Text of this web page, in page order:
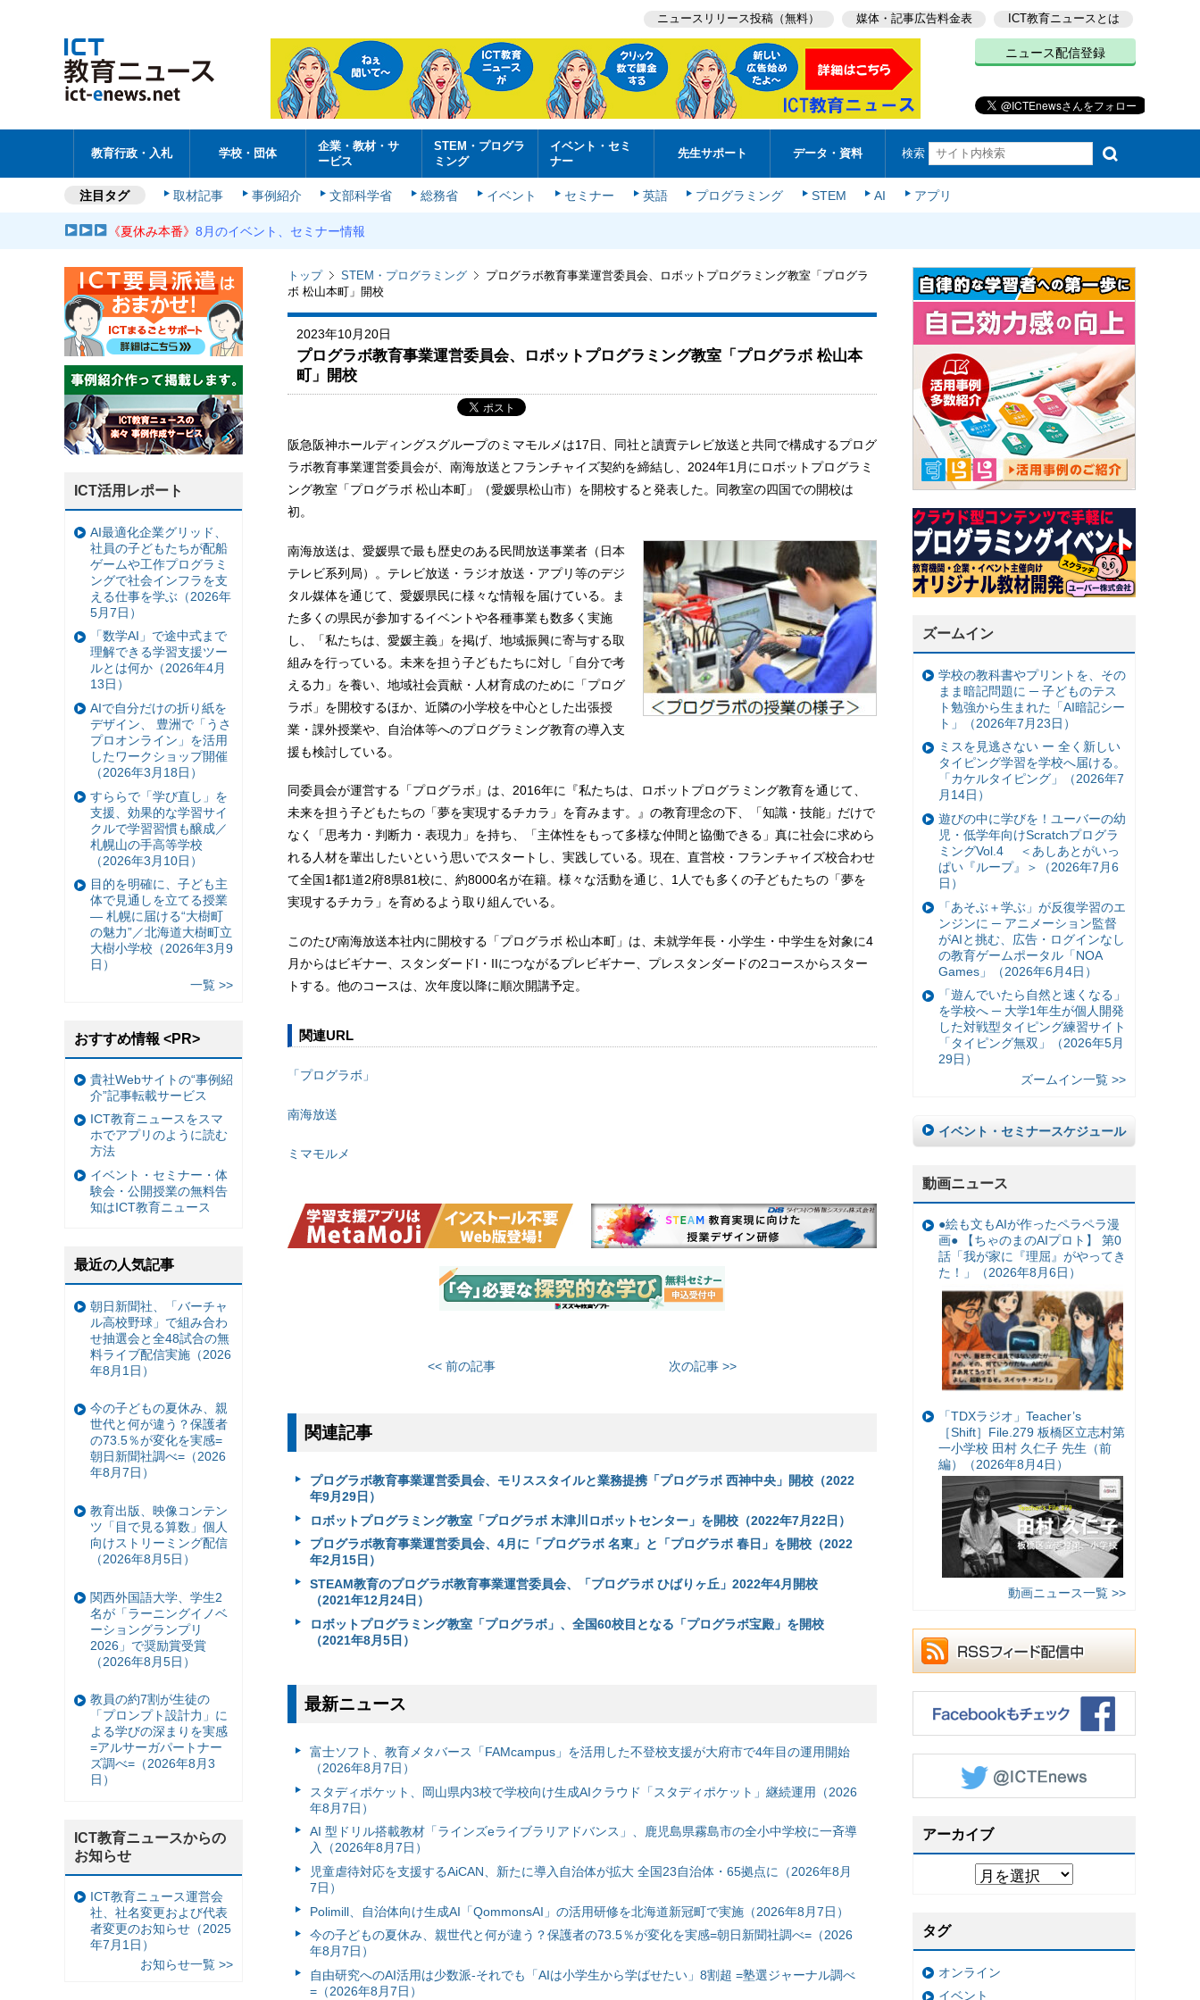
ニュースリリース投稿（無料） 媒体・記事広告料金表 ICT教育ニュースとは
ニュース配信登録
教育行政・入札 学校・団体
企業・教材・サ
ービス
STEM・プログラ
ミング
イベント・セミ
ナー
先生サポート データ・資料 検索
注目タグ 取材記事 事例紹介 文部科学省 総務省 イベント セミナー 英語 プログラミング STEM AI アプリ
《夏休み本番》8月のイベント、セミナー情報
トップ STEM・プログラミング
プログラボ教育事業運営委員会、ロボットプログラミング教室「プログラ
ボ 松山本町」開校
2023年10月20日
プログラボ教育事業運営委員会、ロボットプログラミング教室「プログラボ 松山本
町」開校
阪急阪神ホールディングスグループのミマモルメは17日、同社と讀賣テレビ放送と共同で構成するプログ
ラボ教育事業運営委員会が、南海放送とフランチャイズ契約を締結し、2024年1月にロボットプログラミ
ング教室「プログラボ 松山本町」（愛媛県松山市）を開校すると発表した。同教室の四国での開校は
初。
南海放送は、愛媛県で最も歴史のある民間放送事業者（日本
テレビ系列局）。テレビ放送・ラジオ放送・アプリ等のデジ
タル媒体を通じて、愛媛県民に様々な情報を届けている。ま
た多くの県民が参加するイベントや各種事業も数多く実施
し、「私たちは、愛媛主義」を掲げ、地域振興に寄与する取
組みを行っている。未来を担う子どもたちに対し「自分で考
える力」を養い、地域社会貢献・人材育成のために「プログ
ラボ」を開校するほか、近隣の小学校を中心とした出張授
業・課外授業や、自治体等へのプログラミング教育の導入支
援も検討している。
同委員会が運営する「プログラボ」は、2016年に『私たちは、ロボットプログラミング教育を通じて、
未来を担う子どもたちの「夢を実現するチカラ」を育みます。』の教育理念の下、「知識・技能」だけで
なく「思考力・判断力・表現力」を持ち、「主体性をもって多様な仲間と協働できる」真に社会に求めら
れる人材を輩出したいという思いでスタートし、実践している。現在、直営校・フランチャイズ校合わせ
て全国1都1道2府8県81校に、約8000名が在籍。様々な活動を通じ、1人でも多くの子どもたちの「夢を
実現するチカラ」を育めるよう取り組んでいる。
このたび南海放送本社内に開校する「プログラボ 松山本町」は、未就学年長・小学生・中学生を対象に4
月からはビギナー、スタンダードI・IIにつながるプレビギナー、プレスタンダードの2コースからスター
トする。他のコースは、次年度以降に順次開講予定。
関連URL
「プログラボ」
南海放送
ミマモルメ
<< 前の記事 次の記事 >>
関連記事
プログラボ教育事業運営委員会、モリススタイルと業務提携「プログラボ 西神中央」開校（2022
年9月29日）
ロボットプログラミング教室「プログラボ 木津川ロボットセンター」を開校（2022年7月22日）
プログラボ教育事業運営委員会、4月に「プログラボ 名東」と「プログラボ 春日」を開校（2022
年2月15日）
STEAM教育のプログラボ教育事業運営委員会、「プログラボ ひばりヶ丘」2022年4月開校
（2021年12月24日）
ロボットプログラミング教室「プログラボ」、全国60校目となる「プログラボ宝殿」を開校
（2021年8月5日）
最新ニュース
富⼠ソフト、教育メタバース「FAMcampus」を活用した不登校支援が大府市で4年目の運用開始
（2026年8月7日）
スタディポケット、岡山県内3校で学校向け生成AIクラウド「スタディポケット」継続運用（2026
年8月7日）
AI 型ドリル搭載教材「ラインズeライブラリアドバンス」、鹿児島県霧島市の全小中学校に一斉導
入（2026年8月7日）
児童虐待対応を支援するAiCAN、新たに導入自治体が拡大 全国23自治体・65拠点に（2026年8月
7日）
Polimill、自治体向け生成AI「QommonsAI」の活用研修を北海道新冠町で実施（2026年8月7日）
今の子どもの夏休み、親世代と何が違う？保護者の73.5％が変化を実感=朝日新聞社調べ=（2026
年8月7日）
自由研究へのAI活用は少数派-それでも「AIは小学生から学ばせたい」8割超 =塾選ジャーナル調べ
=（2026年8月7日）
ズームイン
学校の教科書やプリントを、その
まま暗記問題に ─ 子どものテス
ト勉強から生まれた「AI暗記シー
ト」（2026年7月23日）
ミスを見逃さない ー 全く新しい
タイピング学習を学校へ届ける。
「カケルタイピング」（2026年7
月14日）
遊びの中に学びを！ユーバーの幼
児・低学年向けScratchプログラ
ミングVol.4 ＜あしあとがいっ
ぱい『ループ』＞（2026年7月6
日）
「あそぶ＋学ぶ」が反復学習のエ
ンジンに ─ アニメーション監督
がAIと挑む、広告・ログインなし
の教育ゲームポータル「NOA
Games」（2026年6月4日）
「遊んでいたら自然と速くなる」
を学校へ ─ 大学1年生が個人開発
した対戦型タイピング練習サイト
「タイピング無双」（2026年5月
29日）
ズームイン一覧 >>
イベント・セミナースケジュール
動画ニュース
●絵も文もAIが作ったペラペラ漫
画● 【ちゃのまのAIプロト】 第0
話「我が家に『理屈』がやってき
た！」（2026年8月6日）
「TDXラジオ」Teacher’s
［Shift］File.279 板橋区立志村第
一小学校 田村 久仁子 先生（前
編）（2026年8月4日）
動画ニュース一覧 >>
アーカイブ
タグ
オンライン
イベント
ICT活用レポート
AI最適化企業グリッド、
社員の子どもたちが配船
ゲームや工作プログラミ
ングで社会インフラを支
える仕事を学ぶ（2026年
5月7日）
「数学AI」で途中式まで
理解できる学習支援ツー
ルとは何か（2026年4月
13日）
AIで自分だけの折り紙を
デザイン、 豊洲で「うさ
プロオンライン」を活用
したワークショップ開催
（2026年3月18日）
すららで「学び直し」を
支援、効果的な学習サイ
クルで学習習慣も醸成／
札幌山の手高等学校
（2026年3月10日）
目的を明確に、子ども主
体で見通しを立てる授業
— 札幌に届ける“大樹町
の魅力”／北海道大樹町立
大樹小学校（2026年3月9
日）
一覧 >>
おすすめ情報 <PR>
貴社Webサイトの“事例紹
介”記事転載サービス
ICT教育ニュースをスマ
ホでアプリのように読む
方法
イベント・セミナー・体
験会・公開授業の無料告
知はICT教育ニュース
最近の人気記事
朝日新聞社、「バーチャ
ル高校野球」で組み合わ
せ抽選会と全48試合の無
料ライブ配信実施（2026
年8月1日）
今の子どもの夏休み、親
世代と何が違う？保護者
の73.5％が変化を実感=
朝日新聞社調べ=（2026
年8月7日）
教育出版、映像コンテン
ツ「目で見る算数」個人
向けストリーミング配信
（2026年8月5日）
関西外国語大学、学生2
名が「ラーニングイノベ
ーショングランプリ
2026」で奨励賞受賞
（2026年8月5日）
教員の約7割が生徒の
「プロンプト設計力」に
よる学びの深まりを実感
=アルサーガパートナー
ズ調べ=（2026年8月3
日）
ICT教育ニュースからの
お知らせ
ICT教育ニュース運営会
社、社名変更および代表
者変更のお知らせ（2025
年7月1日）
お知らせ一覧 >>